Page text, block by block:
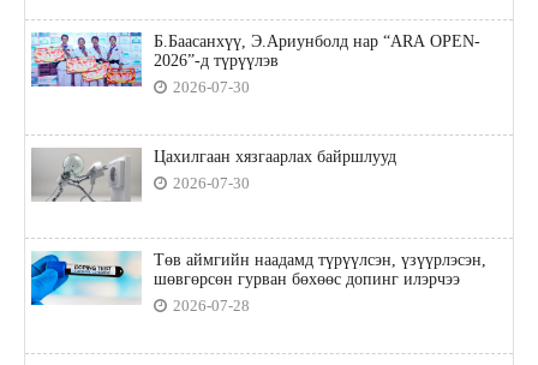
Б.Баасанхүү, Э.Ариунболд нар “ARA OPEN-
2026”-д түрүүлэв
2026-07-30
Цахилгаан хязгаарлах байршлууд
2026-07-30
Төв аймгийн наадамд түрүүлсэн, үзүүрлэсэн,
шөвгөрсөн гурван бөхөөс допинг илэрчээ
2026-07-28